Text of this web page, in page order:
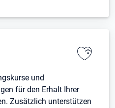
und
für den Erhalt Ihrer
Zusätzlich unterstützen